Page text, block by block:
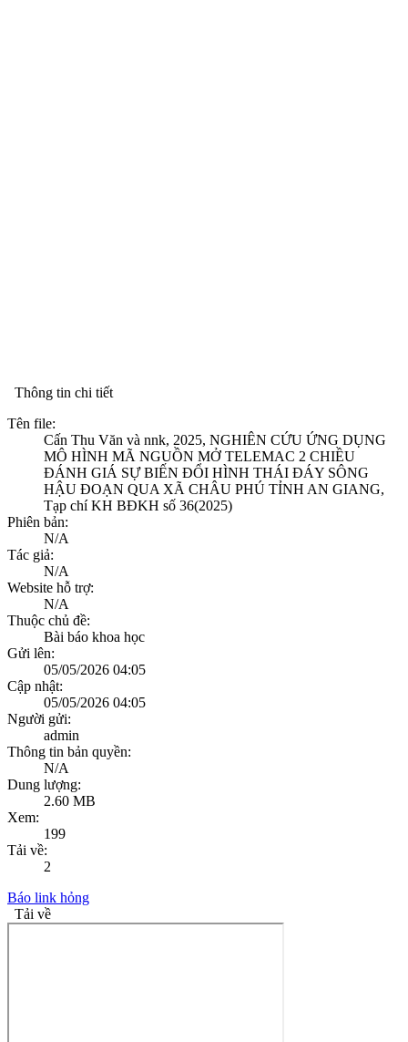
Thông tin chi tiết
Tên file:
Cấn Thu Văn và nnk, 2025, NGHIÊN CỨU ỨNG DỤNG
MÔ HÌNH MÃ NGUỒN MỞ TELEMAC 2 CHIỀU
ĐÁNH GIÁ SỰ BIẾN ĐỔI HÌNH THÁI ĐÁY SÔNG
HẬU ĐOẠN QUA XÃ CHÂU PHÚ TỈNH AN GIANG,
Tạp chí KH BĐKH số 36(2025)
Phiên bản:
N/A
Tác giả:
N/A
Website hỗ trợ:
N/A
Thuộc chủ đề:
Bài báo khoa học
Gửi lên:
05/05/2026 04:05
Cập nhật:
05/05/2026 04:05
Người gửi:
admin
Thông tin bản quyền:
N/A
Dung lượng:
2.60 MB
Xem:
199
Tải về:
2
Báo link hỏng
Tải về